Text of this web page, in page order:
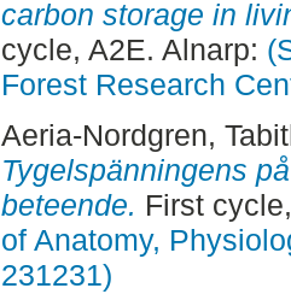
carbon storage in
cycle, A2E. Alnarp:
Forest Research
Aeria-Nordgren,
Tygelspänningens
beteende. First
of Anatomy,
231231)